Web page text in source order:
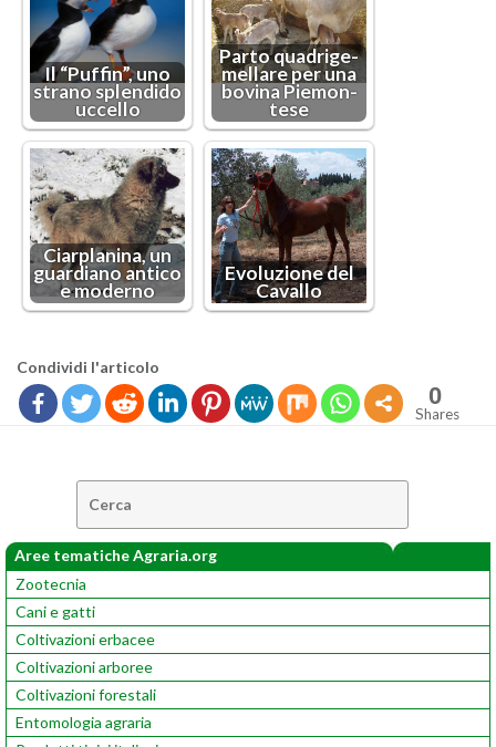
Il “Puf­fin”, uno
stra­no splen­di­do
uc­cel­lo
Parto qua­dri­ge­
mel­la­re per una
bo­vi­na Pie­mon­
te­se
Ciar­pla­ni­na, un
guar­dia­no an­ti­co
e mo­der­no
Evo­lu­zio­ne del
Ca­val­lo
Con­di­vi­di l'ar­ti­co­lo
0
Shares
Aree tematiche Agraria.org
Zootecnia
Cani e gatti
Coltivazioni erbacee
Coltivazioni arboree
Coltivazioni forestali
Entomologia agraria